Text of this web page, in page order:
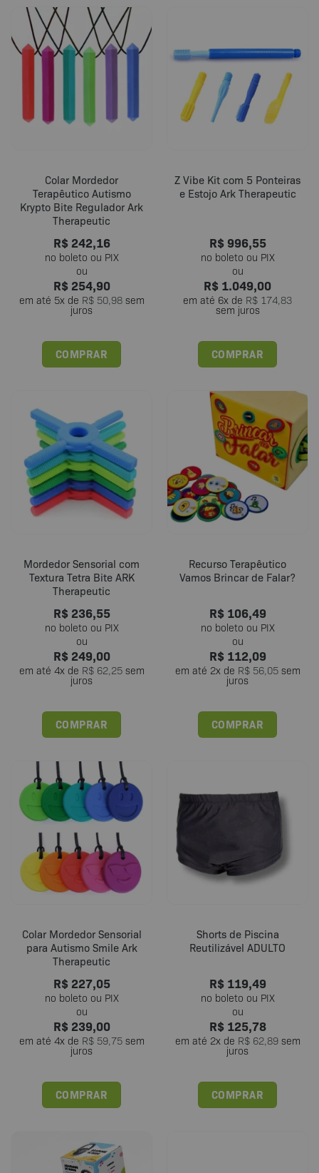
tem
várias
variantes.
As
escolhidas
produto
Colar Mordedor
Terapêutico Autismo
Krypto Bite Regulador Ark
Therapeutic
R$242,16
R$254,90
em até 5x de R$50,98sem
juros
COMPRAR
Este
várias
variantes.
As
opções
podem
ser
escolhidas
produto
Z Vibe Kit com 5 Ponteiras
e Estojo Ark Therapeutic
R$996,55
R$ 1.049,00
em até 6x de R$ 174,83
sem juros
COMPRAR
Mordedor Sensorial com
Textura Tetra Bite ARK
Therapeutic
R$236,55
R$249,00
em até 4x de R$62,25sem
juros
COMPRAR
Este
tem
várias
variantes.
As
opções
podem
ser
escolhidas
na
produto
Recurso Terapêutico
Vamos Brincar de Falar?
R$106,49
R$112,09
em até 2x de R$56,05sem
juros
COMPRAR
Colar Mordedor Sensorial
para Autismo Smile Ark
Therapeutic
R$227,05
R$239,00
em até 4x de R$59,75sem
juros
COMPRAR
Este
tem
várias
variantes.
Shorts de Piscina
Reutilizável ADULTO
R$119,49
R$125,78
em até 2x de R$62,89sem
juros
COMPRAR
Este